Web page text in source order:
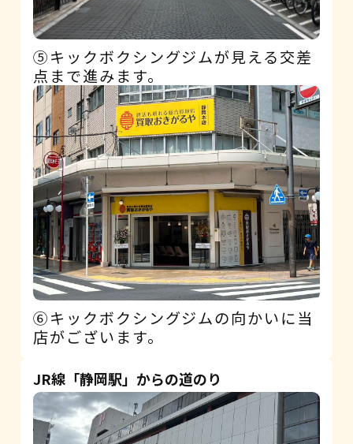
⑤キックボクシングジムが見える交差
点まで進みます。
⑥キックボクシングジムの向かいに当
店がございます。
JR線「静岡駅」からの道のり